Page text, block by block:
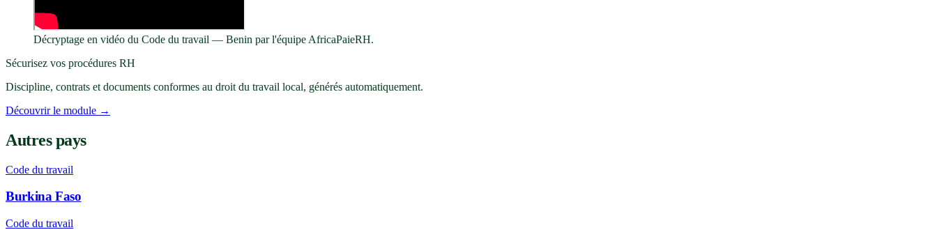
Décryptage en vidéo du Code du travail — Benin par l'équipe AfricaPaieRH.
Sécurisez vos procédures RH
Discipline, contrats et documents conformes au droit du travail local, générés automatiquement.
Découvrir le module →
Autres pays
Code du travail
Burkina Faso
Code du travail